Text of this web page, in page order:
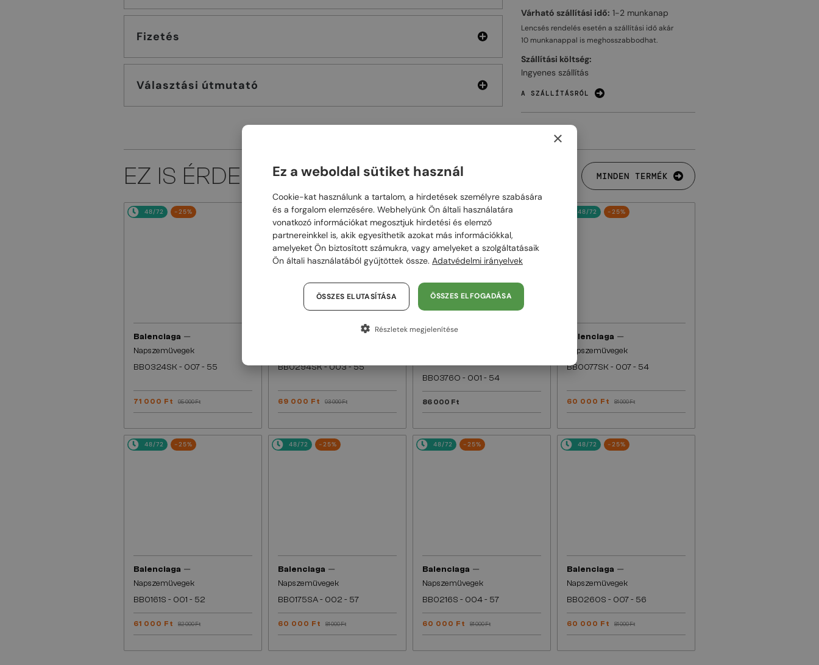
Fizetés
Választási útmutató
Várható szállítási idő: 1-2 munkanap
Lencsés rendelés esetén a szállítási idő akár
10 munkanappal is meghosszabbodhat.
Szállítási költség:
Ingyenes szállítás
A SZÁLLÍTÁSRÓL
EZ IS ÉRDEKELHET MINDEN TERMÉK
48/72 -25%
Balenciaga —
Napszemüvegek
BB0324SK - 007 - 55
71 000 Ft 95 000 Ft
48/72 -25%
BB0294SK - 003 - 55
69 000 Ft 93 000 Ft
48/72
BB0376O - 001 - 54
86 000 Ft
48/72 -25%
Balenciaga —
Napszemüvegek
BB0077SK - 007 - 54
60 000 Ft 81 000 Ft
48/72 -25%
Balenciaga —
Napszemüvegek
BB0161S - 001 - 52
61 000 Ft 82 000 Ft
48/72 -25%
Balenciaga —
Napszemüvegek
BB0175SA - 002 - 57
60 000 Ft 81 000 Ft
48/72 -25%
Balenciaga —
Napszemüvegek
BB0216S - 004 - 57
60 000 Ft 81 000 Ft
48/72 -25%
Balenciaga —
Napszemüvegek
BB0260S - 007 - 56
60 000 Ft 81 000 Ft
×
Ez a weboldal sütiket használ
Cookie-kat használunk a tartalom, a hirdetések személyre szabására
és a forgalom elemzésére. Webhelyünk Ön általi használatára
vonatkozó információkat megosztjuk hirdetési és elemző
partnereinkkel is, akik egyesíthetik azokat más információkkal,
amelyeket Ön biztosított számukra, vagy amelyeket a szolgáltatásaik
Ön általi használatából gyűjtöttek össze. Adatvédelmi irányelvek
ÖSSZES ELFOGADÁSA
ÖSSZES ELUTASÍTÁSA
Részletek megjelenítése